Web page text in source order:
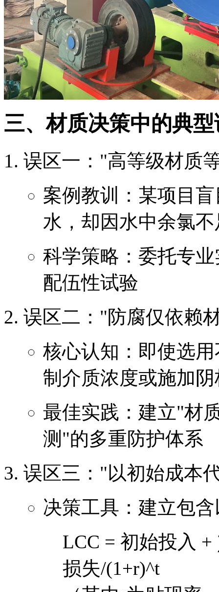
三、材质决策中的典
误区一："高等级材质
案例教训：某项目
水，却因水中余氯
科学策略：委托专
配伍性试验
误区二："防腐仅依赖
核心认知：即使选
制介质浓度或施加
最佳实践：建立"材
测"的多重防护体系
误区三："以初始成本
决策工具：建立包
LCC = 初始投入
损失/(1+r)^t